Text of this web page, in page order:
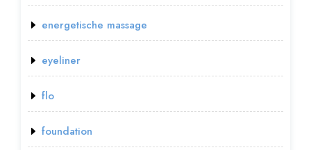
energetische massage
eyeliner
flo
foundation